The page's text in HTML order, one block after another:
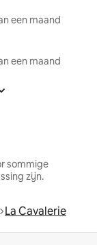
een maand
een maand
sommige
zijn.
La Cavalerie